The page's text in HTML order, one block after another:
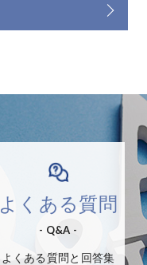
よくある質問
- Q&A -
よくある質問と回答集